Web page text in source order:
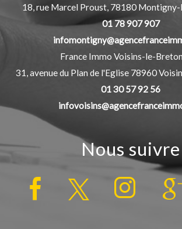
18, rue Marcel Proust, 78180 Montigny-
01 78 907 907
France Immo Voisins-le-
31, avenue du Plan de l'Eglise 78960
01 30 57 92 56
Nous suivre